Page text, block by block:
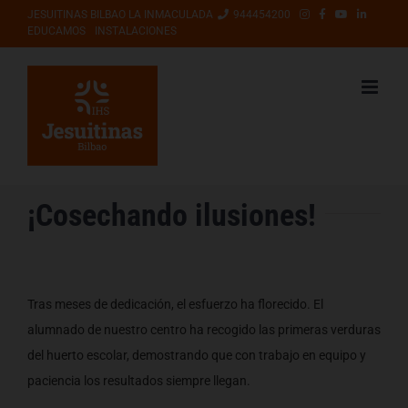
Saltar
contenido
JESUITINAS BILBAO LA INMACULADA
944454200
EDUCAMOS
INSTALACIONES
¡Cosechando ilusiones!
Tras meses de dedicación, el esfuerzo ha florecido. El
alumnado de nuestro centro ha recogido las primeras verduras
del huerto escolar, demostrando que con trabajo en equipo y
paciencia los resultados siempre llegan.